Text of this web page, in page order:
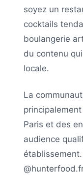
soyez un
cocktails
boulangerie
du contenu
locale.
La
Paris et des
audience